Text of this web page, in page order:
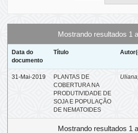
Mostrando resultados 1
Data do
documento
Título
31-Mai-2019
PLANTAS DE
COBERTURA NA
PRODUTIVIDADE DE
SOJA E POPULAÇÃO
DE NEMATOIDES
Mostrando resultados 1